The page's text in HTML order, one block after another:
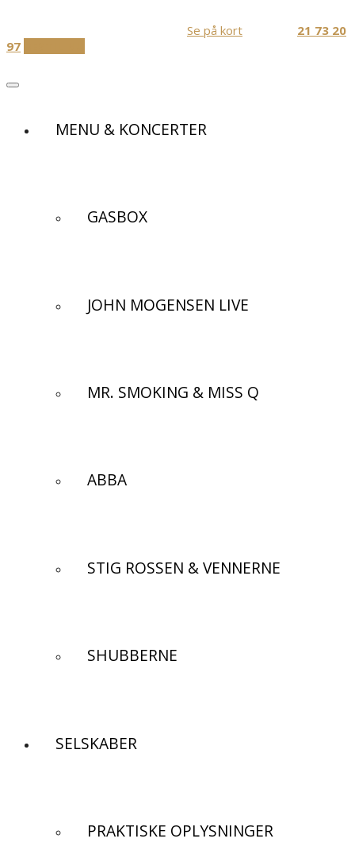
content
Se på kort
21 73 20
97
MENU & KONCERTER
GASBOX
JOHN MOGENSEN LIVE
MR. SMOKING & MISS Q
ABBA
STIG ROSSEN & VENNERNE
SHUBBERNE
SELSKABER
PRAKTISKE OPLYSNINGER